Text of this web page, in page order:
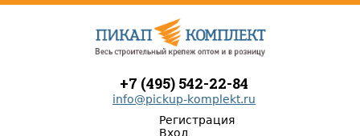
+7 (495) 542-22-84
info@pickup-komplekt.ru
Регистрация
Вход